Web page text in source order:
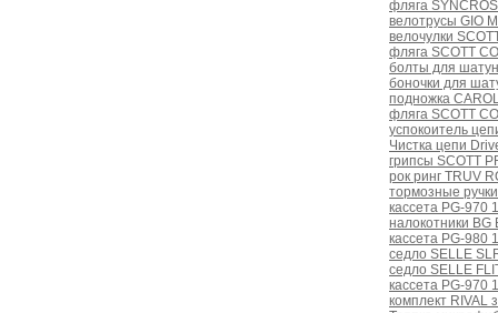
фляга
велотрусы GIO
велочулки
фляга SCOTT
болты для
боночки для
подножка
фляга SCOTT
успокоитель
Чистка цепи
грипсы SCOTT
рок ринг TRUV
тормозные
кассета PG-970
налокотники BG
кассета PG-980
седло SELLE
седло SELLE
кассета PG-970
комплект RIVAL